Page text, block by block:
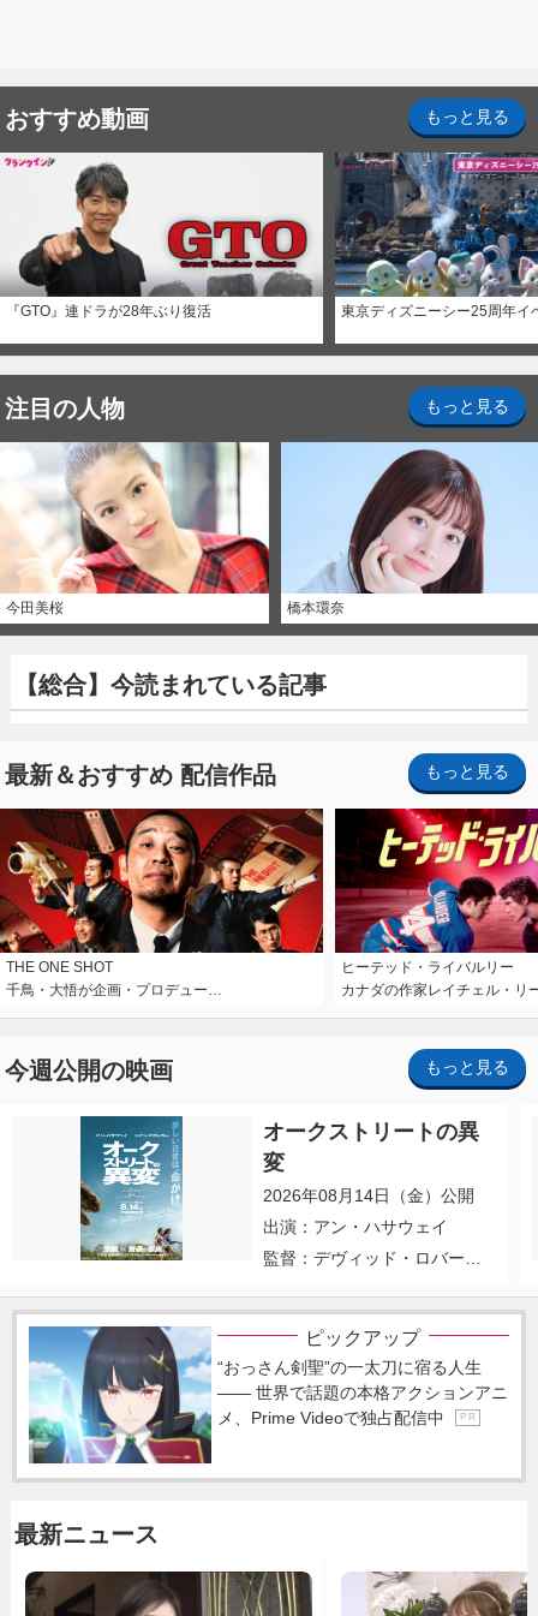
おすすめ動画 もっと見る
『GTO』連ドラが28年ぶり復活 東京ディズニーシー25周年イ
注目の人物 もっと見る
今田美桜 橋本環奈
【総合】今読まれている記事
最新＆おすすめ 配信作品 もっと見る
THE ONE SHOT
千鳥・大悟が企画・プロデュー…
ヒーテッド・ライバルリー
カナダの作家レイチェル・リ
今週公開の映画 もっと見る
オークストリートの異
変
2026年08月14日（金）公開
出演：アン・ハサウェイ
監督：デヴィッド・ロバー
ピックアップ
“おっさん剣聖”の一太刀に宿る人生
―― 世界で話題の本格アクションアニ
メ、Prime Videoで独占配信中
P R
最新ニュース